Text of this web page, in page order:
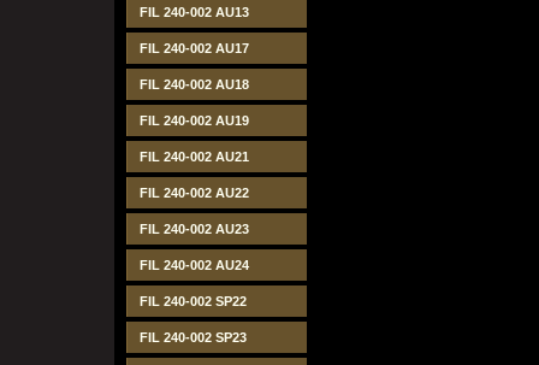
FIL 240-002 AU13
FIL 240-002 AU17
FIL 240-002 AU18
FIL 240-002 AU19
FIL 240-002 AU21
FIL 240-002 AU22
FIL 240-002 AU23
FIL 240-002 AU24
FIL 240-002 SP22
FIL 240-002 SP23